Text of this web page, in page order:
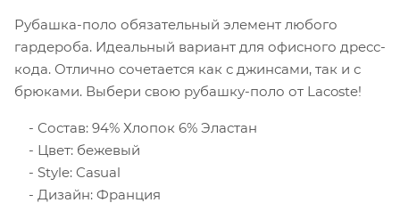
Рубашка-поло обязательный элемент любого
гардероба. Идеальный вариант для офисного дресс-
кода. Отлично сочетается как с джинсами, так и с
брюками. Выбери свою рубашку-поло от Lacoste!
Состав: 94% Хлопок 6% Эластан
Цвет: бежевый
Style: Casual
Дизайн: Франция